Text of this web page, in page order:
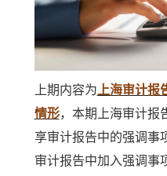
上期内容为 上海审计
情形，本期上海审计报
享审计报告中的强调事
审计报告中加入强调事